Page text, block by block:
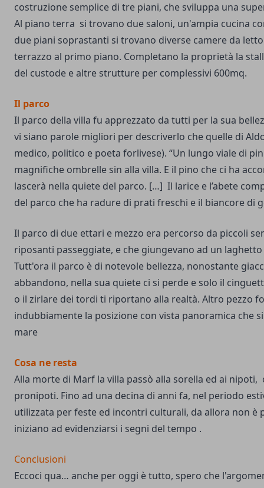
costruzione semplice di tre piani, che sviluppa una
Al piano terra si trovano due saloni, un'ampia cucina
due piani soprastanti si trovano diverse camere da
terrazzo al primo piano. Completano la proprietà la
del custode e altre strutture per complessivi 600mq.
Il parco
Il parco della villa fu apprezzato da tutti per la sua
vi siano parole migliori per descriverlo che quelle di
medico, politico e poeta forlivese). “Un lungo viale di
magnifiche ombrelle sin alla villa. E il pino che ci ha
lascerà nella quiete del parco. […] Il larice e l’abete
del parco che ha radure di prati freschi e il biancore di
Il parco di due ettari e mezzo era percorso da piccoli
riposanti passeggiate, e che giungevano ad un
Tutt'ora il parco è di notevole bellezza, nonostante
abbandono, nella sua quiete ci si perde e solo il
o il zirlare dei tordi ti riportano alla realtà. Altro pezzo
indubbiamente la posizione con vista panoramica che
mare
Cosa ne resta
Alla morte di Marf la villa passò alla sorella ed ai nipoti,
pronipoti. Fino ad una decina di anni fa, nel periodo
utilizzata per feste ed incontri culturali, da allora non è
iniziano ad evidenziarsi i segni del tempo .
Conclusioni
Eccoci qua… anche per oggi è tutto, spero che